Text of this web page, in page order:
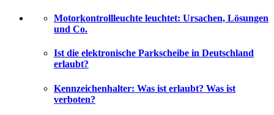
Motorkontrollleuchte leuchtet: Ursachen, Lösungen
und Co.
Ist die elektronische Parkscheibe in Deutschland
erlaubt?
Kennzeichenhalter: Was ist erlaubt? Was ist
verboten?